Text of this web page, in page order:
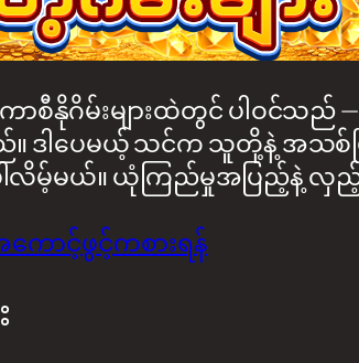
စီနိုဂိမ်းများထဲတွင် ပါဝင်သည်
။ ဒါပေမယ့် သင်က သူတို့နဲ့ အသစ်
မယ်။ ယုံကြည်မှုအပြည့်နဲ့ လှည့်
ောင့်ဖွင့်ကစားရန်